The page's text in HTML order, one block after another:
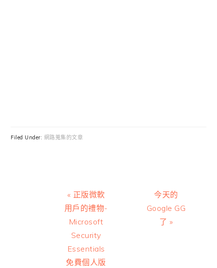
Filed Under: 網路蒐集的文章
Previous
Post:
« 正版微軟
用戶的禮物-
Microsoft
Security
Essentials
免費個人版
Next
Post:
今天的
Google GG
了 »